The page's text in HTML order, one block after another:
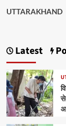
UTTARAKHAND
Latest